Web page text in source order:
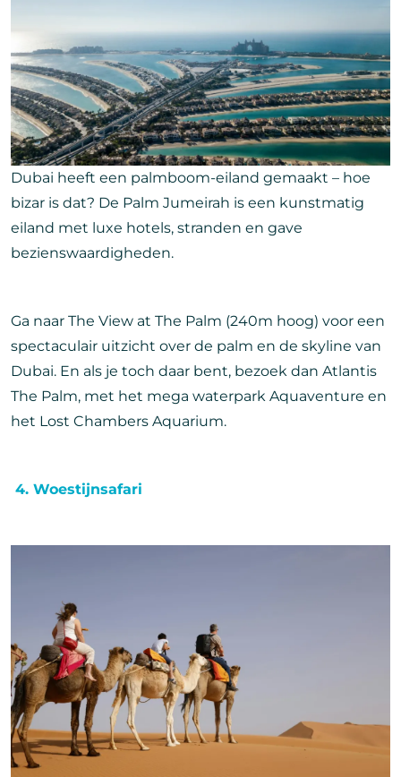
Dubai heeft een palmboom-eiland gemaakt – hoe
bizar is dat? De Palm Jumeirah is een kunstmatig
eiland met luxe hotels, stranden en gave
bezienswaardigheden.
Ga naar The View at The Palm (240m hoog) voor een
spectaculair uitzicht over de palm en de skyline van
Dubai. En als je toch daar bent, bezoek dan Atlantis
The Palm, met het mega waterpark Aquaventure en
het Lost Chambers Aquarium.
️ 4. Woestijnsafari